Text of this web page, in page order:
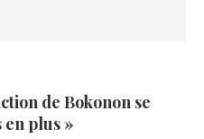
de Bokonon se
plus »